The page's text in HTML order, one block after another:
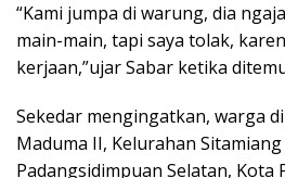
“Kami jumpa di warung, dia
main-main, tapi saya tolak,
kerjaan,”ujar Sabar ketika
Sekedar mengingatkan, warga
Maduma II, Kelurahan
Padangsidimpuan Selatan, Kota